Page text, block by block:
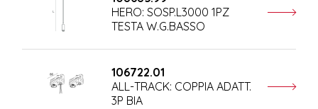
HERO: SOSP.L3000 1PZ
TESTA W.G.BASSO
106722.01
ALL-TRACK: COPPIA ADATT.
3P BIA